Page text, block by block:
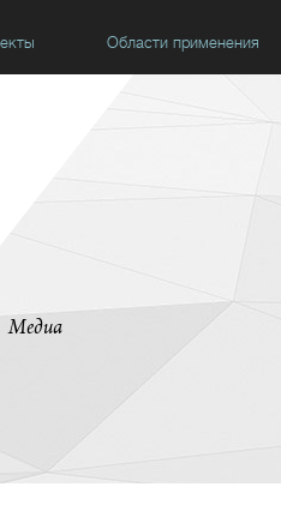
Области применения
Медиа